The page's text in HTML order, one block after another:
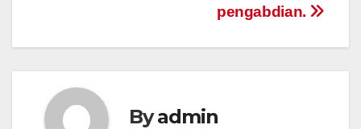
pengabdian.
Byadmin